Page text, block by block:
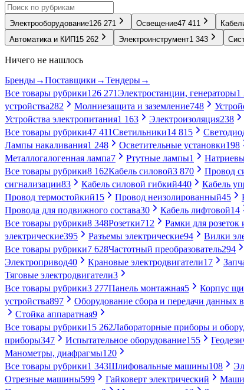
Электрооборудование126 271 Освещение47 411
Автоматика и КИП 15 262 Электроинструмент1 343
Ничего не нашлось
Бренды→Поставщики →Тендеры→
Все товары рубрики126 271Электростанции, генераторы1
устройства282 Молниезащита и заземление748
Устройства электропитания1 163 Электроизоляция238
Все товары рубрики47 411Светильники14 815
Лампы накаливания1 248 Осветительные установки198
Металлогалогенная лампа7 Ртутные лампы1
Все товары рубрики8 162Кабель силовой3 870 Провод
сигнализации83 Кабель силовой гибкий440 Кабель
Провод термостойкий15 Провод неизолированный45
Провода для подвижного состава30 Кабель лифтовой14
Все товары рубрики8 348Розетки712 Рамки для розеток
электрические395 Разъемы электрические94 Вилки
Все товары рубрики7 628Частотный преобразователь294
Электропривод40 Крановые электродвигатели17
Тяговые электродвигатели3
Все товары рубрики3 277Панель монтажная5 Корпус
устройства897 Оборудование сбора и передачи
Стойка аппаратная9
Все товары рубрики15 262Лабораторные приборы и
приборы347 Испытательное оборудование155
Манометры, диафрагмы120
Все товары рубрики1 343Шлифовальные машины108
Отрезные машины599 Гайковерт электрический